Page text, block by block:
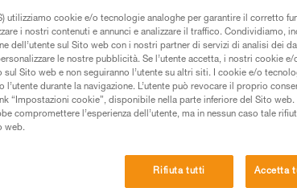
utilizzati in questo consiglio prima di
tecnica per poter capire queste
ed un addestramento specifico.
la manovra, da soli, in piena sicurezza,
Ne possono esistere altre che non
utilizziamo cookie e/o tecnologie analoghe per garantire il corretto
i nostri contenuti e annunci e analizzare il traffico. Condividiamo,
dell’utente sul Sito web con i nostri partner di servizi di analisi dei
le nostre pubblicità. Se l’utente accetta, i nostri cookie
sul Sito web e non seguiranno l’utente su altri siti. I cookie e/o
l’utente durante la navigazione. L’utente può revocare il proprio
“Impostazioni cookie”, disponibile nella parte inferiore del Sito
compromettere l’esperienza dell’utente, ma in nessun caso tale
web.
Rifiuta tutti Accetta